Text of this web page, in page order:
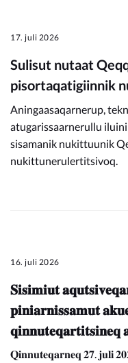
17. juli 2026
Sulisut nutaat
pisortaqatigiinnik
Aningaasaqarnerup,
atugarissaarnerullu
sisamanik nukittuunik
nukittunerulertitsivoq.
16. juli 2026
𝐒𝐢𝐬𝐢𝐦𝐢𝐮𝐭
𝐩𝐢𝐧𝐢𝐚𝐫𝐧𝐢𝐬𝐬𝐚𝐦𝐮𝐭
𝐐𝐢𝐧𝐧𝐮𝐭𝐞𝐪𝐚𝐫𝐧𝐞𝐪 𝟐𝟕. 𝐣𝐮𝐥𝐢